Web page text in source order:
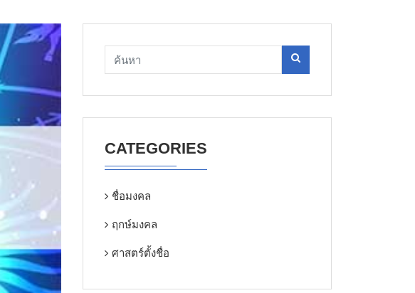
CATEGORIES
ชื่อมงคล
ฤกษ์มงคล
ศาสตร์ตั้งชื่อ